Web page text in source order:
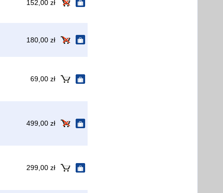
152,00 zł
180,00 zł
69,00 zł
499,00 zł
299,00 zł